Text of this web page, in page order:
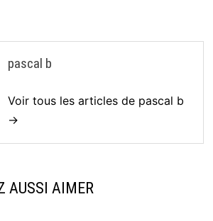
pascal b
Voir tous les articles de pascal b
→
AUSSI AIMER